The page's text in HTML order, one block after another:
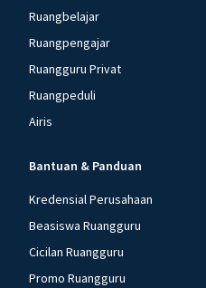
Ruangbelajar
Ruangpengajar
Ruangguru Privat
Ruangpeduli
Airis
Bantuan & Panduan
Kredensial Perusahaan
Beasiswa Ruangguru
Cicilan Ruangguru
Promo Ruangguru